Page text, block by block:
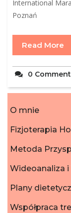
International
Poznań
Read More
0
O mnie
Fizjoterapia
Metoda
Wideoanaliza i
Plany
Współpraca